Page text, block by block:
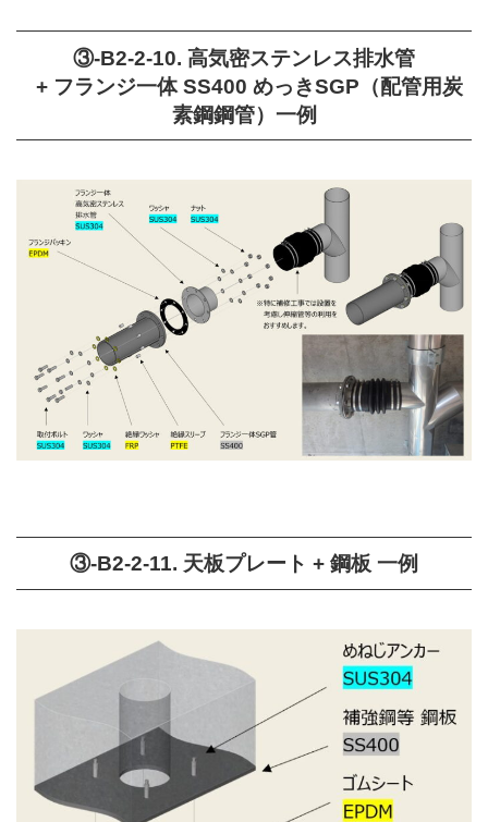
③-B2-2-10. 高気密ステンレス排水管
+ フランジ一体 SS400 めっきSGP（配管用炭
素鋼鋼管）一例
③-B2-2-11. 天板プレート + 鋼板 一例